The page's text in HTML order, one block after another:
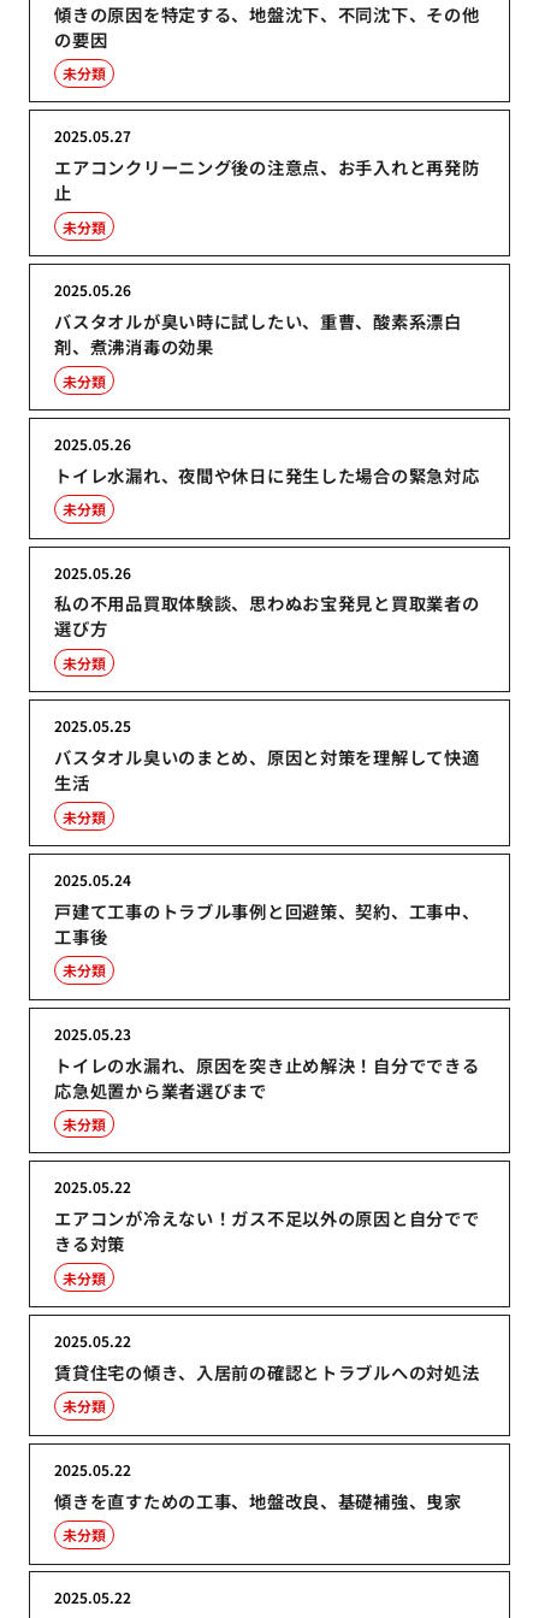
傾きの原因を特定する、地盤沈下、不同沈下、その他
の要因
未分類
エアコンクリーニング後の注意点、お手入れと再発防
止
2025.05.27
未分類
バスタオルが臭い時に試したい、重曹、酸素系漂白
剤、煮沸消毒の効果
2025.05.26
未分類
トイレ水漏れ、夜間や休日に発生した場合の緊急対応
2025.05.26
未分類
私の不用品買取体験談、思わぬお宝発見と買取業者の
選び方
2025.05.26
未分類
バスタオル臭いのまとめ、原因と対策を理解して快適
生活
2025.05.25
未分類
戸建て工事のトラブル事例と回避策、契約、工事中、
工事後
2025.05.24
未分類
トイレの水漏れ、原因を突き止め解決！自分でできる
応急処置から業者選びまで
2025.05.23
未分類
エアコンが冷えない！ガス不足以外の原因と自分でで
きる対策
2025.05.22
未分類
賃貸住宅の傾き、入居前の確認とトラブルへの対処法
2025.05.22
未分類
傾きを直すための工事、地盤改良、基礎補強、曳家
2025.05.22
未分類
2025.05.22